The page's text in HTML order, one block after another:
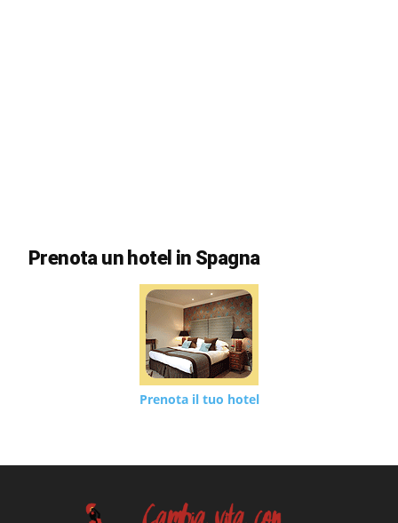
Prenota un hotel in Spagna
Prenota il tuo hotel